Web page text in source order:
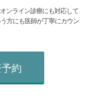
ンライン診療にも対応して
方にも医師が丁寧にカウン
約